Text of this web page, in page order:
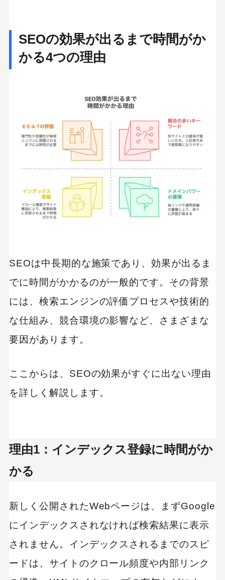
SEOの効果が出るまで時間がか
かる4つの理由
SEOは中長期的な施策であり、効果が出るま
でに時間がかかるのが一般的です。その背景
には、検索エンジンの評価プロセスや技術的
な仕組み、競合環境の影響など、さまざまな
要因があります。
ここからは、SEOの効果がすぐに出ない理由
を詳しく解説します。
理由1：インデックス登録に時間がか
かる
新しく公開されたWebページは、まずGoogle
にインデックスされなければ検索結果に表示
されません。インデックスされるまでのスピ
ードは、サイトのクロール頻度や内部リンク